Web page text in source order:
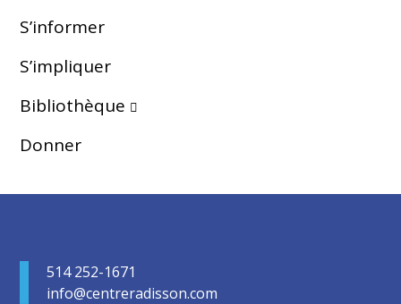
S’informer
S’impliquer
Bibliothèque
Donner
514 252-1671
info@centreradisson.com